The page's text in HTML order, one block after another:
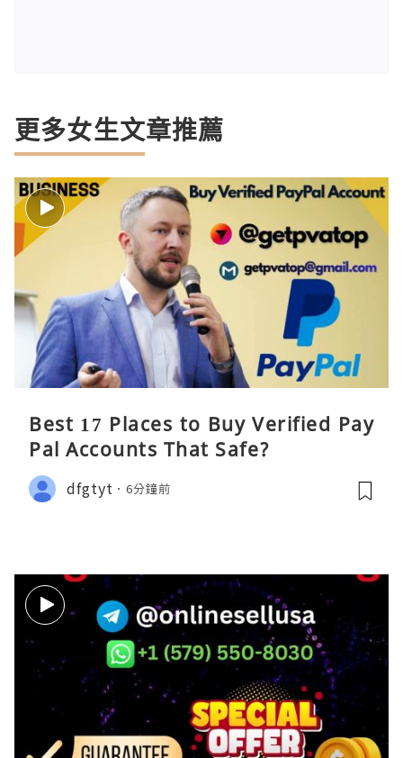
更多女生文章推薦
Best 17 Places to Buy Verified Pay
Pal Accounts That Safe?
dfgtyt 6分鐘前